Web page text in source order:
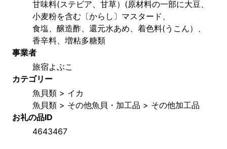
甘味料(ステビア、甘草）(原材料の一部に大豆、
小麦粉を含む〔からし〕マスタード、
食塩、醸造酢、還元水あめ、着色料(うこん）、
香辛料、増粘多糖類
事業者
旅宿よぶこ
カテゴリー
魚貝類 > イカ
魚貝類 > その他魚貝・加工品 > その他加工品
お礼の品ID
4643467